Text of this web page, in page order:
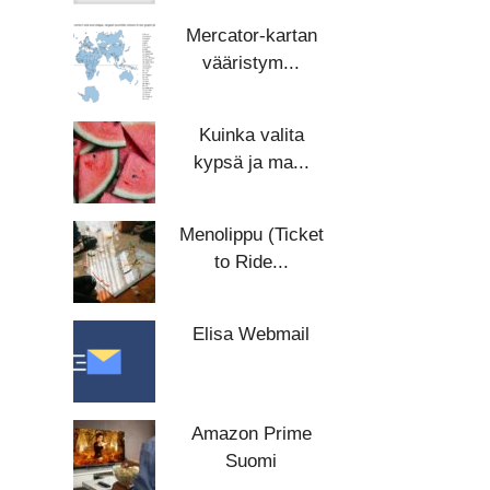
Mercator-kartan
vääristym...
Kuinka valita
kypsä ja ma...
Menolippu (Ticket
to Ride...
Elisa Webmail
Amazon Prime
Suomi